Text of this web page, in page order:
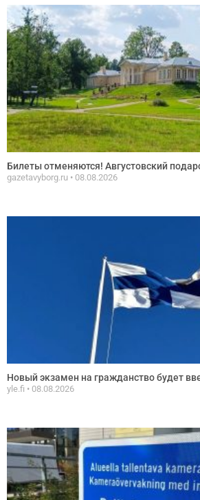
Билеты отменяются! Августовский
gazetavyborg.ru 08.08.2026
Новый экзамен на гражданство будет
yle.fi 08.08.2026